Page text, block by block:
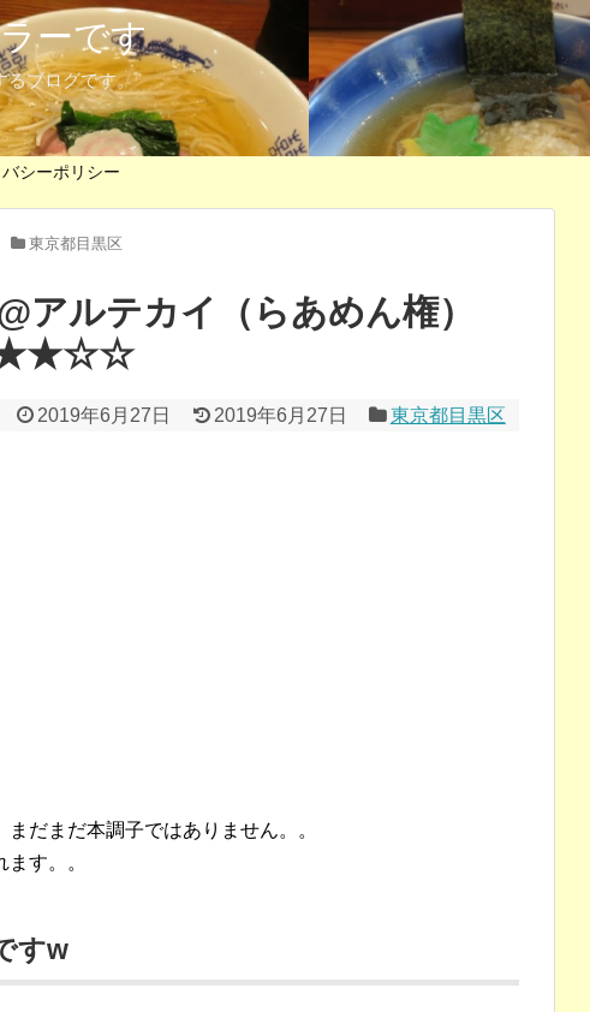
ーです
るブログです。
シーポリシー
東京都目黒区
アルテカイ（らあめん権）
2019年6月27日 2019年6月27日 東京都目黒区
だまだ本調子ではありません。。
す。。
すw